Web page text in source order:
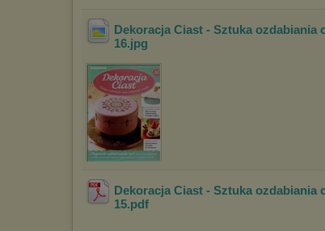
Dekoracja Ciast - Sztuka ozdabiania
16.jpg
Dekoracja Ciast - Sztuka ozdabiania
15.pdf